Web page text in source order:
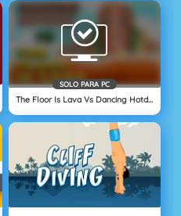
SOLO PARA PC
The Floor Is Lava Vs Dancing Hotdog